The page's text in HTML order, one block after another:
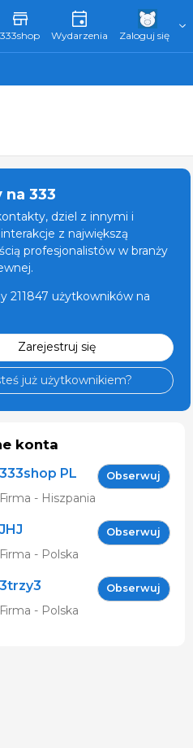
333shop Wydarzenia Zaloguj się
333
dziel z innymi i
z największą
profesjonalistów w branży
211847 użytkowników na
Zarejestruj się
już użytkownikiem?
konta
333shop PL Obserwuj
Firma - Hiszpania
JHJ Obserwuj
Firma - Polska
3trzy3 Obserwuj
Firma - Polska